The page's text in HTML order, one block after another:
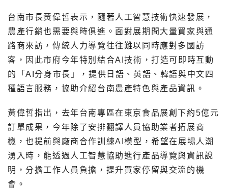
台南市長黃偉哲表示，隨著人工智慧技術快速發展，
農產行銷也需要與時俱進。面對展期間大量買家與通
路商來訪，傳統人力導覽往往難以同時應對多國訪
客，因此市府今年特別結合AI技術，打造可即時互動
的「AI分身市長」，提供日語、英語、韓語與中文四
種語言服務，協助介紹台南農產特色與產品資訊。
黃偉哲指出，去年台南專區在東京食品展創下約5億元
訂單成果，今年除了安排翻譯人員協助業者拓展商
機，也提前與廠商合作訓練AI模型，希望在展場人潮
湧入時，能透過人工智慧協助進行產品導覽與資訊說
明，分擔工作人員負擔，提升買家停留與交流的機
會。